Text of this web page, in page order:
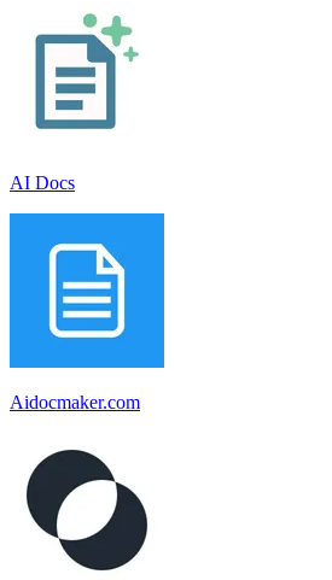
AI Docs
Aidocmaker.com